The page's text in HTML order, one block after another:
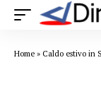
Home » Caldo estivo in